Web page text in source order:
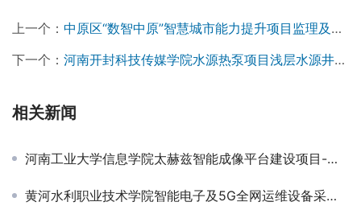
上一个： 中原区“数智中原”智慧城市能力提升项目监理及全过程造价咨询服务项目第一标段中标候选人公示
下一个： 河南开封科技传媒学院水源热泵项目浅层水源井维修项目竞争性磋商公告
相关新闻
河南工业大学信息学院太赫兹智能成像平台建设项目-成交公告
黄河水利职业技术学院智能电子及5G全网运维设备采购项目竞争性磋商公告